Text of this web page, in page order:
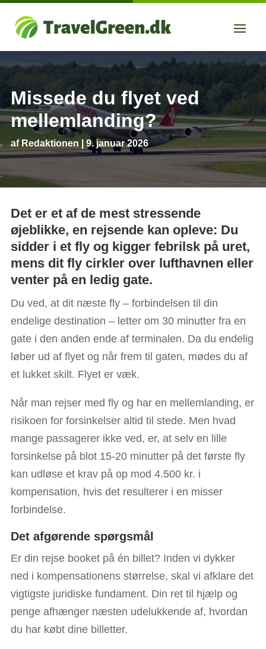
Missede du flyet ved
mellemlanding?
afRedaktionen | 9. januar 2026
Det er et af de mest stressende
øjeblikke, en rejsende kan opleve: Du
sidder i et fly og kigger febrilsk på uret,
mens dit fly cirkler over lufthavnen eller
venter på en ledig gate.
Du ved, at dit næste fly – forbindelsen til din
endelige destination – letter om 30 minutter fra en
gate i den anden ende af terminalen. Da du endelig
løber ud af flyet og når frem til gaten, mødes du af
et lukket skilt. Flyet er væk.
Når man rejser med fly og har en mellemlanding, er
risikoen for forsinkelser altid til stede. Men hvad
mange passagerer ikke ved, er, at selv en lille
forsinkelse på blot 15-20 minutter på det første fly
kan udløse et krav på op mod 4.500 kr. i
kompensation, hvis det resulterer i en misser
forbindelse.
Det afgørende spørgsmål
Er din rejse booket på én billet? Inden vi dykker
ned i kompensationens størrelse, skal vi afklare det
vigtigste juridiske fundament. Din ret til hjælp og
penge afhænger næsten udelukkende af, hvordan
du har købt dine billetter.